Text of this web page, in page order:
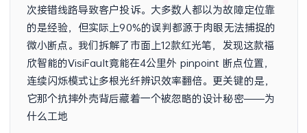
次接错线路导致客户投诉。大多数人都以为故障定位靠
的是经验，但实际上90%的误判都源于肉眼无法捕捉的
微小断点。我们拆解了市面上12款红光笔，发现这款福
欣智能的VisiFault竟能在4公里外 pinpoint 断点位置，
连续闪烁模式让多根光纤辨识效率翻倍。更关键的是，
它那个抗摔外壳背后藏着一个被忽略的设计秘密——为
什么工地老手宁可多花一倍价钱也要选它